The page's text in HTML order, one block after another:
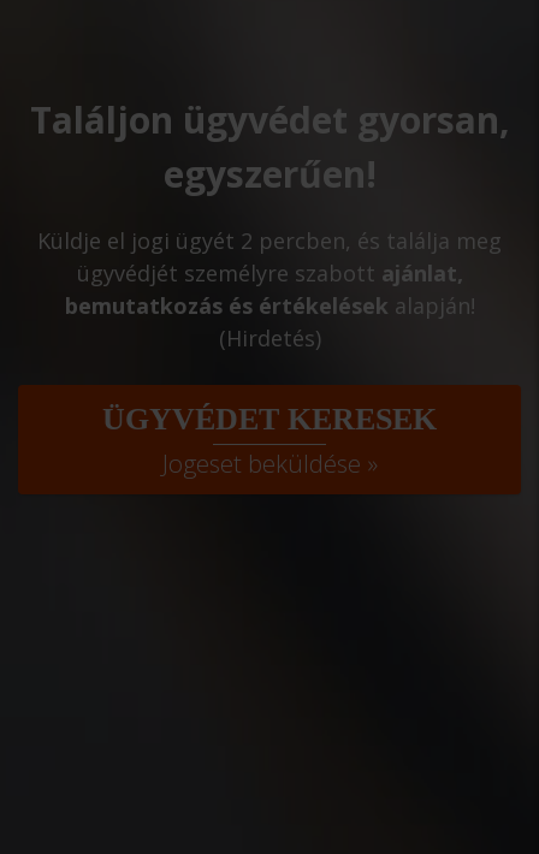
Találjon ügyvédet gyorsan,
egyszerűen!
Küldje el jogi ügyét 2 percben, és találja meg
ügyvédjét személyre szabott ajánlat,
bemutatkozás és értékelések alapján!
(Hirdetés)
ÜGYVÉDET KERESEK
Jogeset beküldése »